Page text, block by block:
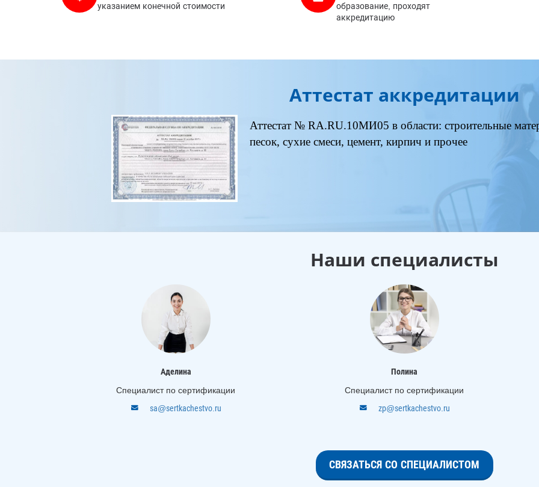
указанием конечной стоимости
образование, проходят
аккредитацию
Аттестат аккредитации
Аттестат № RA.RU.10МИ05 в области: строительные
песок, сухие смеси, цемент, кирпич и прочее
Наши специалисты
Аделина
Специалист по сертификации
sa@sertkachestvo.ru
Полина
Специалист по сертификации
zp@sertkachestvo.ru
СВЯЗАТЬСЯ СО СПЕЦИАЛИСТОМ